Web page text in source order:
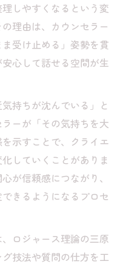
しやすくなるという変
理由は、カウンセラー
受け止める」姿勢を貫
心して話せる空間が生
持ちが沈んでいる」と
ーが「その気持ちを大
示すことで、クライエ
していくことがありま
が信頼感につながり、
きるようになるプロセ
ロジャース理論の三原
技法や質問の仕方を工